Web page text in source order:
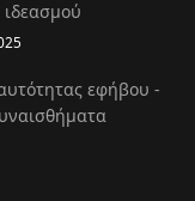
ιδεασμού
εφήβου -